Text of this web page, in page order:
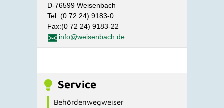
D-76599 Weisenbach
Tel. (0 72 24) 9183-0
Fax:(0 72 24) 9183-22
info@weisenbach.de
Service
Behördenwegweiser